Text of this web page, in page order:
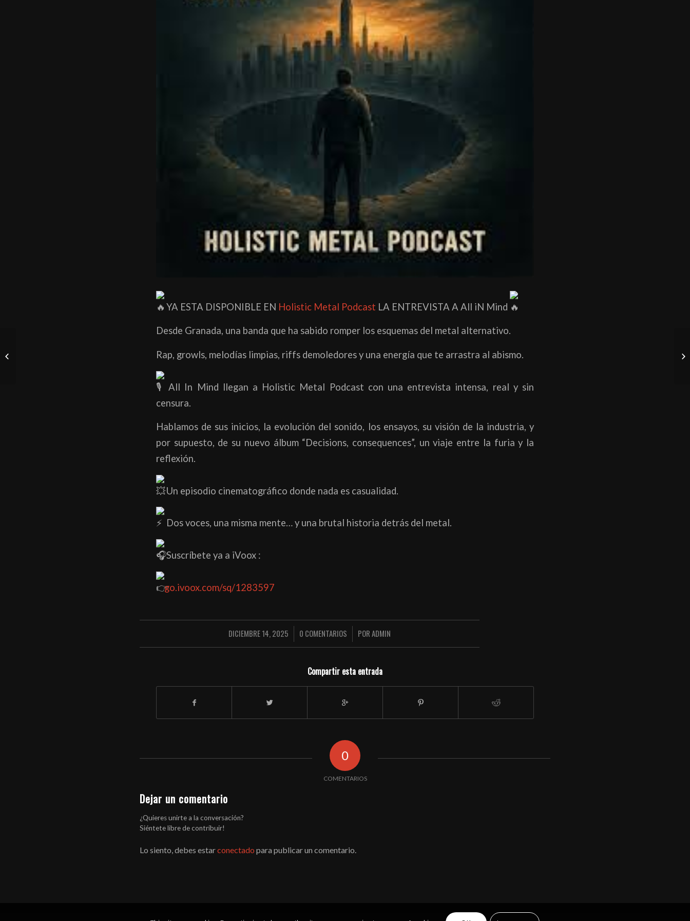
YA ESTA DISPONIBLE EN Holistic Metal Podcast LA ENTREVISTA A All iN Mind
Desde Granada, una banda que ha sabido romper los esquemas del metal alternativo.
Rap, growls, melodías limpias, riffs demoledores y una energía que te arrastra al abismo.
All In Mind llegan a Holistic Metal Podcast con una entrevista intensa, real y sin
censura.
Hablamos de sus inicios, la evolución del sonido, los ensayos, su visión de la industria, y
por supuesto, de su nuevo álbum “Decisions, consequences”, un viaje entre la furia y la
reflexión.
Un episodio cinematográfico donde nada es casualidad.
Dos voces, una misma mente… y una brutal historia detrás del metal.
Suscríbete ya a iVoox :
go.ivoox.com/sq/1283597
DICIEMBRE 14, 2025
/ 0 COMENTARIOS
/ PORADMIN
Compartir esta entrada
0
COMENTARIOS
Dejar un comentario
¿Quieres unirte a la conversación?
Siéntete libre de contribuir!
Lo siento, debes estarconectado para publicar un comentario.